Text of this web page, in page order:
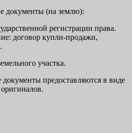
документы (на землю):
регистрации права.
договор купли-продажи,
участка.
предоставляются в виде